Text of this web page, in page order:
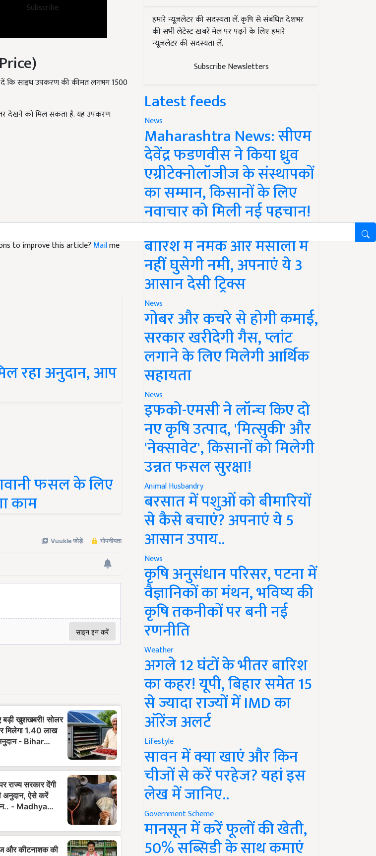
Subscribe
कि साइथ उपकरण की कीमत लगभग 1500
रहा अनुदान, आप
फसल के लिए
काम
हमारे न्यूज़लेटर की सदस्यता लें. कृषि से संबंधित देशभर
की सभी लेटेस्ट ख़बरें मेल पर पढ़ने के लिए हमारे
न्यूज़लेटर की सदस्यता लें.
Subscribe Newsletters
Latest feeds
News
Maharashtra News: सीएम
देवेंद्र फडणवीस ने किया ध्रुव
एग्रीटेक्नोलॉजीज के संस्थापकों
का सम्मान, किसानों के लिए
नवाचार को मिली नई पहचान!
बारिश में नमक और मसालों में
नहीं घुसेगी नमी, अपनाएं ये 3
आसान देसी ट्रिक्स
News
गोबर और कचरे से होगी कमाई,
सरकार खरीदेगी गैस, प्लांट
लगाने के लिए मिलेगी आर्थिक
सहायता
News
इफको-एमसी ने लॉन्च किए दो
नए कृषि उत्पाद, 'मित्सुकी' और
'नेक्सावेट', किसानों को मिलेगी
उन्नत फसल सुरक्षा!
Animal Husbandry
बरसात में पशुओं को बीमारियों
से कैसे बचाएं? अपनाएं ये 5
आसान उपाय..
News
कृषि अनुसंधान परिसर, पटना में
वैज्ञानिकों का मंथन, भविष्य की
कृषि तकनीकों पर बनी नई
रणनीति
Weather
अगले 12 घंटों के भीतर बारिश
का कहर! यूपी, बिहार समेत 15
से ज्यादा राज्यों में IMD का
ऑरेंज अलर्ट
Lifestyle
सावन में क्या खाएं और किन
चीजों से करें परहेज? यहां इस
लेख में जानिए..
Government Scheme
मानसून में करें फूलों की खेती,
50% सब्सिडी के साथ कमाएं